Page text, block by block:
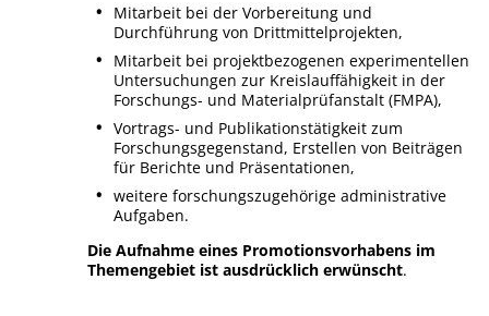
Mitarbeit bei der Vorbereitung und
Durchführung von Drittmittelprojekten,
Mitarbeit bei projektbezogenen experimentellen
Untersuchungen zur Kreislauffähigkeit in der
Forschungs- und Materialprüfanstalt (FMPA),
Vortrags- und Publikationstätigkeit zum
Forschungsgegenstand, Erstellen von Beiträgen
für Berichte und Präsentationen,
weitere forschungszugehörige administrative
Aufgaben.
Die Aufnahme eines Promotionsvorhabens im
Themengebiet ist ausdrücklich erwünscht.